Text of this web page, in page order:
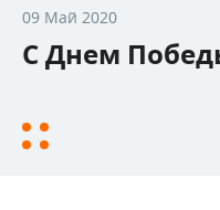
09 Май 2020
С Днем